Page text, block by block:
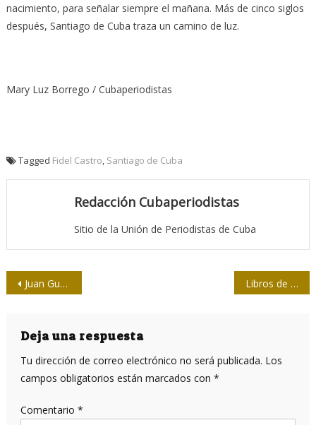
nacimiento, para señalar siempre el mañana. Más de cinco siglos
después, Santiago de Cuba traza un camino de luz.
Mary Luz Borrego / Cubaperiodistas
Tagged Fidel Castro, Santiago de Cuba
Redacción Cubaperiodistas
Sitio de la Unión de Periodistas de Cuba
Navegación
entradas
Juan Gualberto Gómez, periodista y soldado Libros de la Editorial Pablo en jornada de la Prensa Cubana
Deja una respuesta
Tu dirección de correo electrónico no será publicada. Los
campos obligatorios están marcados con *
Comentario *